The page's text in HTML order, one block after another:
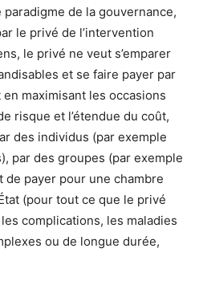
paradigme de la gouvernance,
le privé de l’intervention
le privé ne veut s’emparer
et se faire payer par
maximisant les occasions
risque et l’étendue du coût,
des individus (par exemple
par des groupes (par exemple
de payer pour une chambre
(pour tout ce que le privé
complications, les maladies
ou de longue durée,